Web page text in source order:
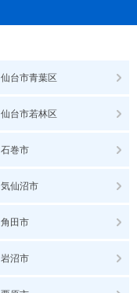
仙台市青葉区
仙台市若林区
石巻市
気仙沼市
角田市
岩沼市